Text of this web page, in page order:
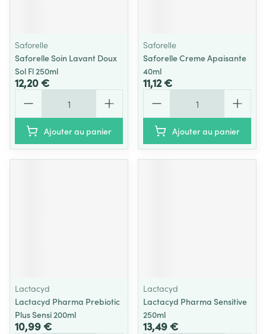
Saforelle
Saforelle Soin Lavant Doux
Sol Fl 250ml
12,20 €
Ajouter au panier
Saforelle
Saforelle Creme Apaisante
40ml
11,12 €
Ajouter au panier
Lactacyd
Lactacyd Pharma Prebiotic
Plus Sensi 200ml
10,99 €
Lactacyd
Lactacyd Pharma Sensitive
250ml
13,49 €